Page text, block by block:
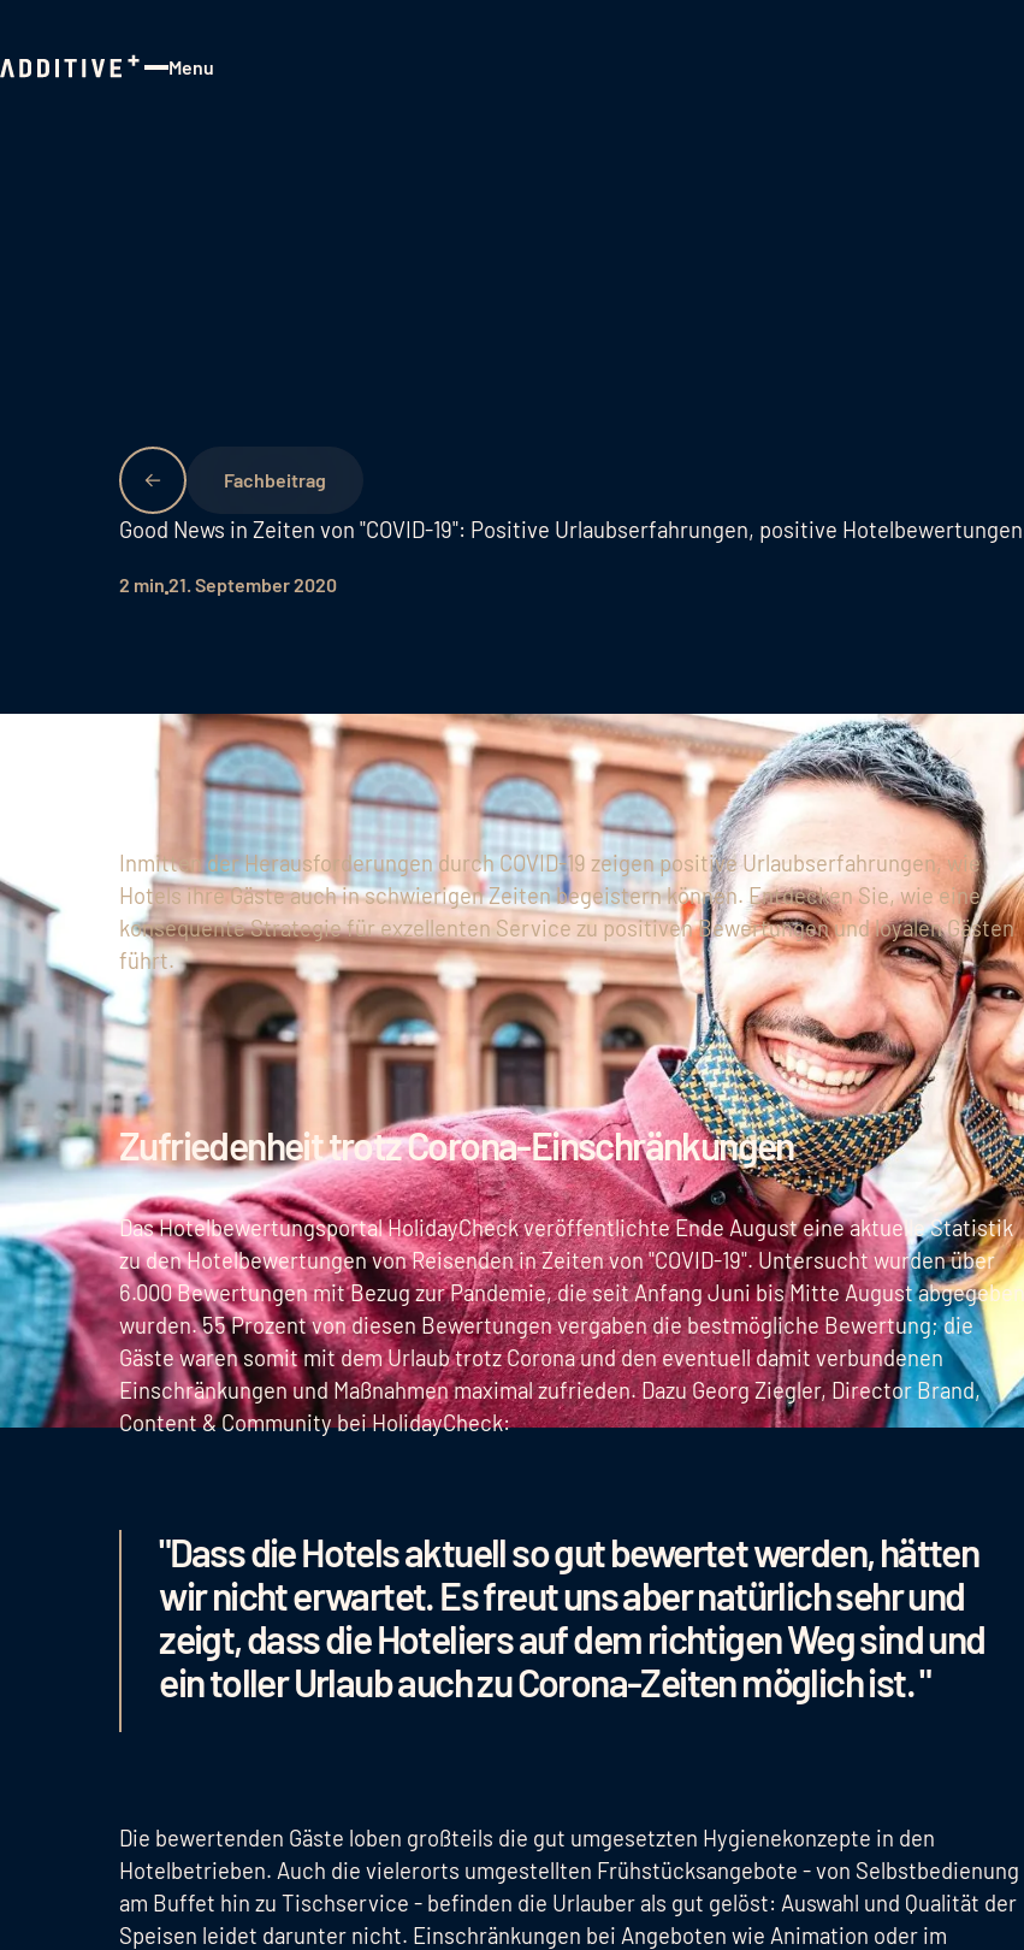
Menu
Fachbeitrag
Good News in Zeiten von "COVID-19": Positive Urlaubserfahrungen, positive Hotelbewertungen
2 min 21. September 2020
Inmitten der Herausforderungen durch COVID-19 zeigen positive Urlaubserfahrungen, wie
Hotels ihre Gäste auch in schwierigen Zeiten begeistern können. Entdecken Sie, wie eine
konsequente Strategie für exzellenten Service zu positiven Bewertungen und loyalen Gästen
führt.
Zufriedenheit trotz Corona-Einschränkungen
Das Hotelbewertungsportal HolidayCheck veröffentlichte Ende August eine aktuelle Statistik
zu den Hotelbewertungen von Reisenden in Zeiten von "COVID-19". Untersucht wurden über
6.000 Bewertungen mit Bezug zur Pandemie, die seit Anfang Juni bis Mitte August abgegeben
wurden. 55 Prozent von diesen Bewertungen vergaben die bestmögliche Bewertung; die
Gäste waren somit mit dem Urlaub trotz Corona und den eventuell damit verbundenen
Einschränkungen und Maßnahmen maximal zufrieden. Dazu Georg Ziegler, Director Brand,
Content & Community bei HolidayCheck:
"Dass die Hotels aktuell so gut bewertet werden, hätten
wir nicht erwartet. Es freut uns aber natürlich sehr und
zeigt, dass die Hoteliers auf dem richtigen Weg sind und
ein toller Urlaub auch zu Corona-Zeiten möglich ist. "
Die bewertenden Gäste loben großteils die gut umgesetzten Hygienekonzepte in den
Hotelbetrieben. Auch die vielerorts umgestellten Frühstücksangebote - von Selbstbedienung
am Buffet hin zu Tischservice - befinden die Urlauber als gut gelöst: Auswahl und Qualität der
Speisen leidet darunter nicht. Einschränkungen bei Angeboten wie Animation oder im